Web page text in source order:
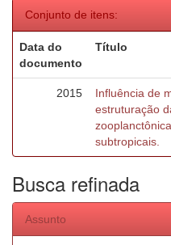
Conjunto de itens:
Data do
documento
Título
2015
Influência de
estruturação
subtropicais.
Busca refinada
Assunto